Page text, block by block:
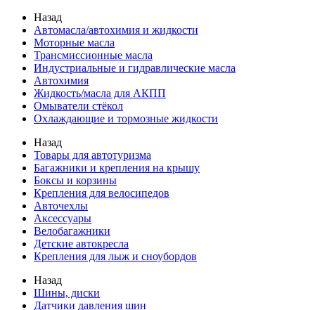
Назад
Автомасла/автохимия и жидкости
Моторные масла
Трансмиссионные масла
Индустриальные и гидравлические масла
Автохимия
Жидкость/масла для АКПП
Омыватели стёкол
Охлаждающие и тормозные жидкости
Назад
Товары для автотуризма
Багажники и крепления на крышу
Боксы и корзины
Крепления для велосипедов
Авточехлы
Аксессуары
Велобагажники
Детские автокресла
Крепления для лыж и сноубордов
Назад
Шины, диски
Датчики давления шин